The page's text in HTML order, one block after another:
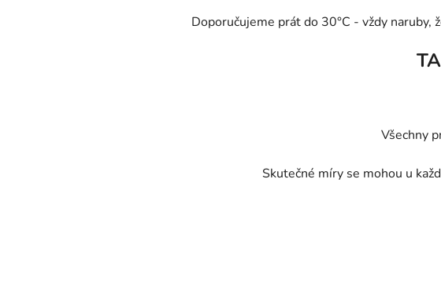
Doporučujeme prát do 30°C - vždy
Všechny
Skutečné míry se mohou u